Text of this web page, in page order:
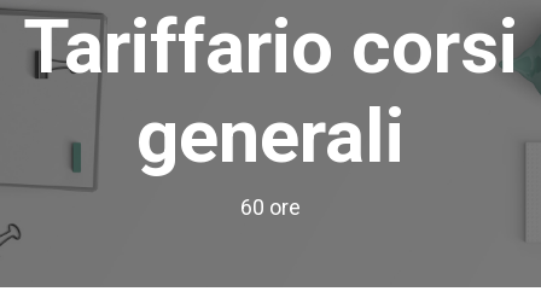
Tariffario corsi
generali
60 ore